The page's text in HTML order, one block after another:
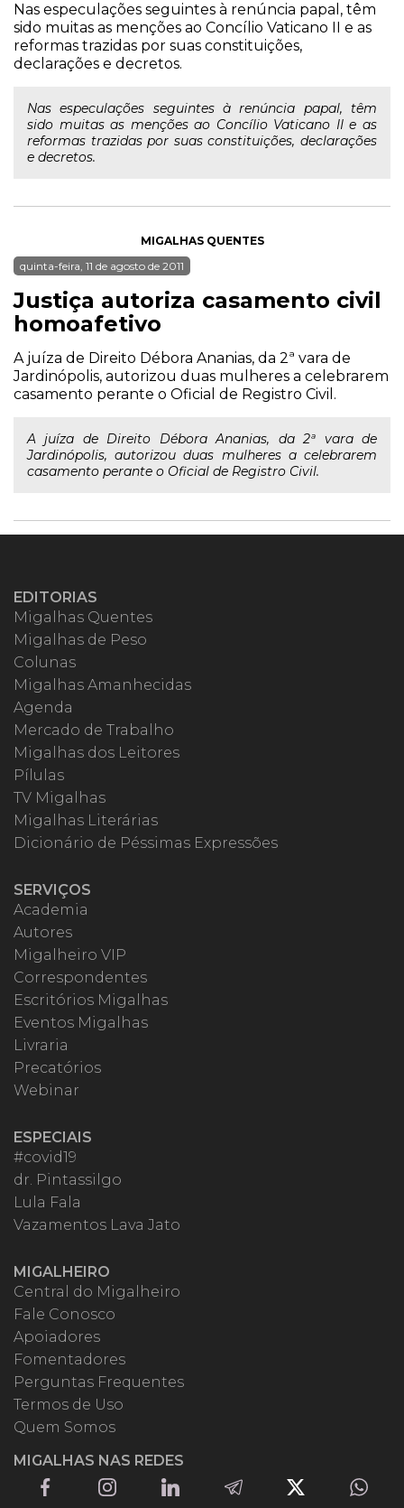
Nas especulações seguintes à renúncia papal, têm
sido muitas as menções ao Concílio Vaticano II e as
reformas trazidas por suas constituições,
declarações e decretos.
Nas especulações seguintes à renúncia papal, têm
sido muitas as menções ao Concílio Vaticano II e as
reformas trazidas por suas constituições, declarações
e decretos.
MIGALHAS QUENTES
quinta-feira, 11 de agosto de 2011
Justiça autoriza casamento civil
homoafetivo
A juíza de Direito Débora Ananias, da 2ª vara de
Jardinópolis, autorizou duas mulheres a celebrarem
casamento perante o Oficial de Registro Civil.
A juíza de Direito Débora Ananias, da 2ª vara de
Jardinópolis, autorizou duas mulheres a celebrarem
casamento perante o Oficial de Registro Civil.
EDITORIAS
Migalhas Quentes
Migalhas de Peso
Colunas
Migalhas Amanhecidas
Agenda
Mercado de Trabalho
Migalhas dos Leitores
Pílulas
TV Migalhas
Migalhas Literárias
Dicionário de Péssimas Expressões
SERVIÇOS
Academia
Autores
Migalheiro VIP
Correspondentes
Escritórios Migalhas
Eventos Migalhas
Livraria
Precatórios
Webinar
ESPECIAIS
#covid19
dr. Pintassilgo
Lula Fala
Vazamentos Lava Jato
MIGALHEIRO
Central do Migalheiro
Fale Conosco
Apoiadores
Fomentadores
Perguntas Frequentes
Termos de Uso
Quem Somos
MIGALHAS NAS REDES